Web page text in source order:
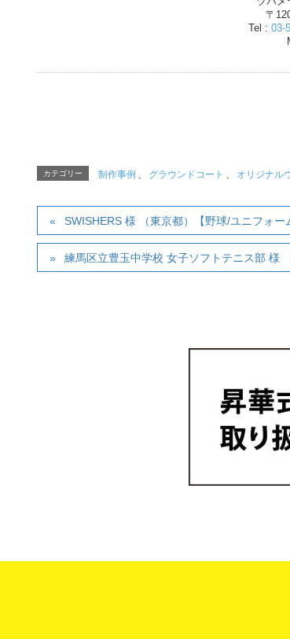
〒
Tel : 03-
カテゴリー 制作事例 、 グラウンドコート 、 オリジナル
SWISHERS 様 （東京都）【野球/ユニフォー
練馬区立豊玉中学校 女子ソフトテニス部 様